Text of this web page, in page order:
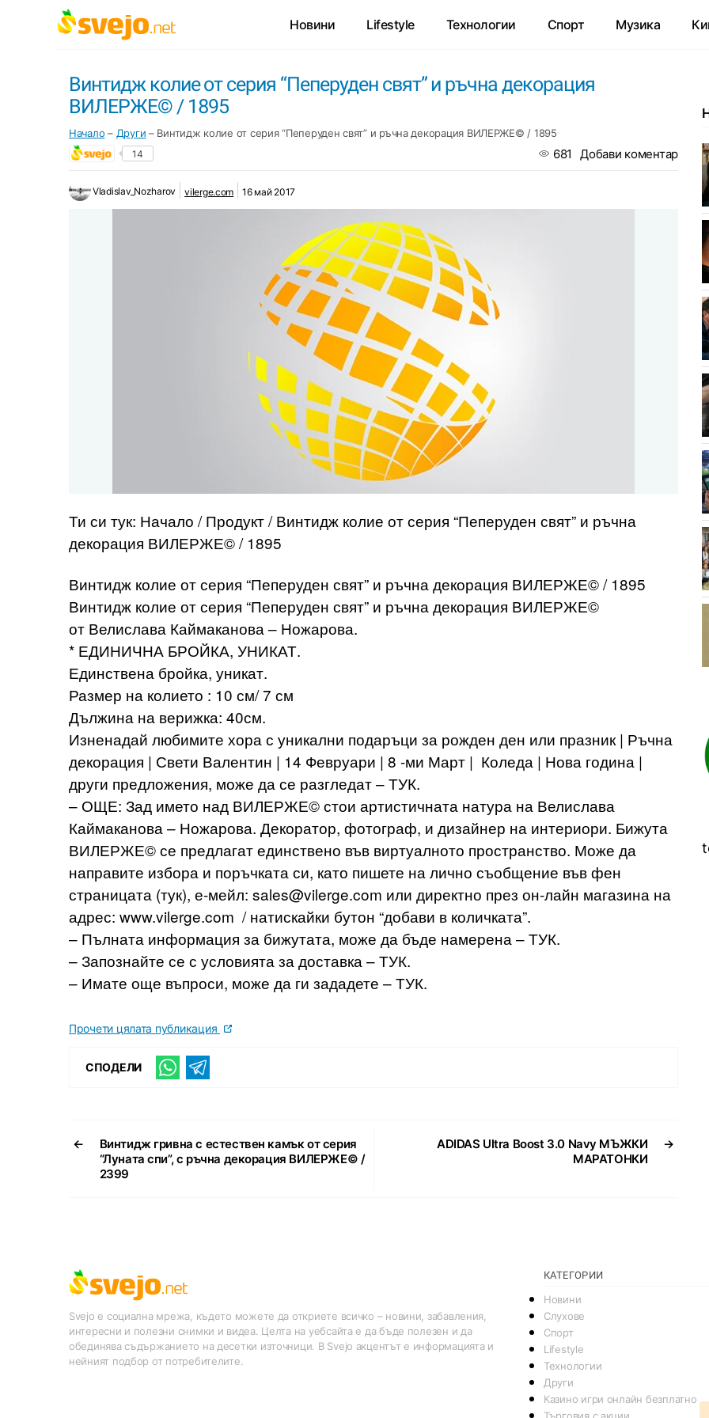
Новини Lifestyle Технологии Спорт Музика
Винтидж колие от серия “Пеперуден свят” и ръчна декорация
ВИЛЕРЖЕ© / 1895
Начало – Други – Винтидж колие от серия “Пеперуден свят” и ръчна декорация ВИЛЕРЖЕ© / 1895
14 681 Добави коментар
Vladislav_Nozharov vilerge.com 16 май 2017
Ти си тук: Начало / Продукт / Винтидж колие от серия “Пеперуден свят” и ръчна
декорация ВИЛЕРЖЕ© / 1895
Винтидж колие от серия “Пеперуден свят” и ръчна декорация ВИЛЕРЖЕ© / 1895
Винтидж колие от серия “Пеперуден свят” и ръчна декорация ВИЛЕРЖЕ©
от Велислава Каймаканова – Ножарова.
* ЕДИНИЧНА БРОЙКА, УНИКАТ.
Единствена бройка, уникат.
Размер на колието : 10 см/ 7 см
Дължина на верижка: 40см.
Изненадай любимите хора с уникални подаръци за рожден ден или празник | Ръчна
декорация | Свети Валентин | 14 Февруари | 8 -ми Март | Коледа | Нова година |
други предложения, може да се разгледат – ТУК.
– ОЩЕ: Зад името над ВИЛЕРЖЕ© стои артистичната натура на Велислава
Каймаканова – Ножарова. Декоратор, фотограф, и дизайнер на интериори. Бижута
ВИЛЕРЖЕ© се предлагат единствено във виртуалното пространство. Може да
направите избора и поръчката си, като пишете на лично съобщение във фен
страницата (тук), е-мейл: sales@vilerge.com или директно през он-лайн магазина на
адрес: www.vilerge.com / натискайки бутон “добави в количката”.
– Пълната информация за бижутата, може да бъде намерена – ТУК.
– Запознайте се с условията за доставка – ТУК.
– Имате още въпроси, може да ги зададете – ТУК.
Прочети цялата публикация
СПОДЕЛИ
←
Винтидж гривна с естествен камък от серия
“Луната спи”, с ръчна декорация ВИЛЕРЖЕ© /
2399
→
ADIDAS Ultra Boost 3.0 Navy МЪЖКИ
МАРАТОНКИ
Svejo е социална мрежа, където можете да откриете всичко – новини, забавления,
интересни и полезни снимки и видеа. Целта на уебсайта е да бъде полезен и да
обединява съдържанието на десетки източници. В Svejo акцентът е информацията и
нейният подбор от потребителите.
КАТЕГОРИИ
Новини
Слухове
Спорт
Lifestyle
Технологии
Други
Казино игри онлайн безплатно
Търговия с акции